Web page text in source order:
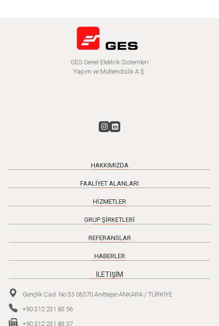
GES Genel Elektrik Sistemleri
Yapım ve Mühendislik A.Ş.
HAKKIMIZDA
FAALİYET ALANLARI
HİZMETLER
GRUP ŞİRKETLERİ
REFERANSLAR
HABERLER
İLETİŞİM
Gençlik Cad. No:35 06570 Anıttepe-ANKARA / TÜRKİYE
+90 312 231 83 56
+90 312 231 83 57